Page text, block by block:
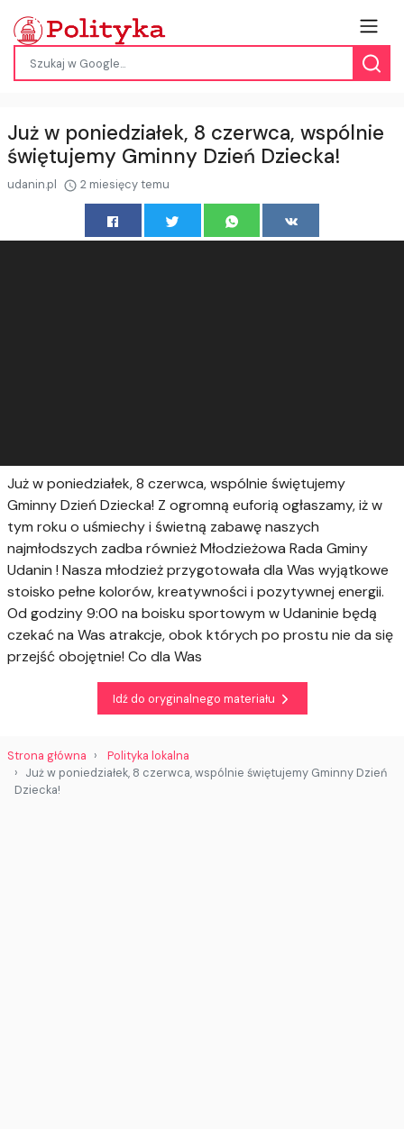
Już w poniedziałek, 8 czerwca, wspólnie
świętujemy Gminny Dzień Dziecka!
udanin.pl 2 miesięcy temu
Już w poniedziałek, 8 czerwca, wspólnie świętujemy
Gminny Dzień Dziecka! Z ogromną euforią ogłaszamy, iż w
tym roku o uśmiechy i świetną zabawę naszych
najmłodszych zadba również Młodzieżowa Rada Gminy
Udanin ! Nasza młodzież przygotowała dla Was wyjątkowe
stoisko pełne kolorów, kreatywności i pozytywnej energii.
Od godziny 9:00 na boisku sportowym w Udaninie będą
czekać na Was atrakcje, obok których po prostu nie da się
przejść obojętnie! Co dla Was
Idź do oryginalnego materiału
Strona główna
Polityka lokalna
Już w poniedziałek, 8 czerwca, wspólnie świętujemy Gminny Dzień
Dziecka!